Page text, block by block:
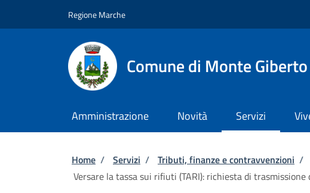
Regione Marche
Comune di Monte Giberto
Amministrazione Novità Servizi
Briciole di pane
Home / Servizi / Tributi, finanze e contravvenzioni /
Versare la tassa sui rifiuti (TARI): richiesta di